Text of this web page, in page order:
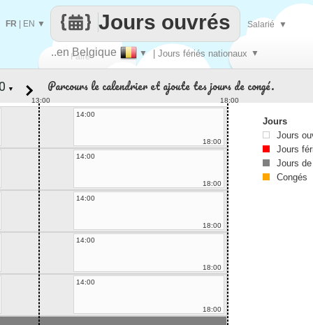
Faire
..en Belgique ▼ | Jours fériés nationaux ▼
Jours ouvrés
FR EN ▼ Salarié ▼
▼ Parcours le calendrier et ajoute tes jours de congé.
13:00
18:00
14:00
18:00
14:00
18:00
14:00
18:00
14:00
18:00
14:00
18:00
Jours
Jours
Jours
Jours
Congés